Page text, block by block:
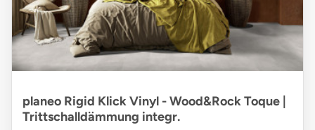
planeo Rigid Klick Vinyl - Wood&Rock Toque |
Trittschalldämmung integr.